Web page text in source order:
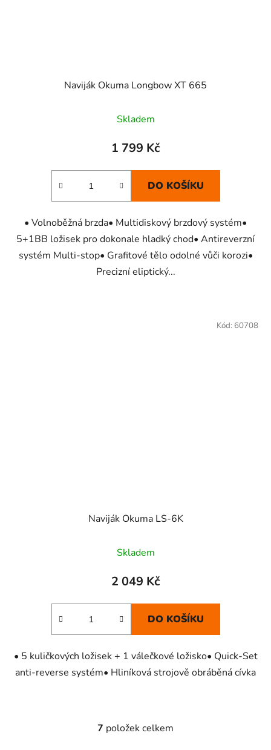
Naviják Okuma Longbow XT 665
Skladem
1 799 Kč
DO KOŠÍKU
• Volnoběžná brzda• Multidiskový brzdový systém•
5+1BB ložisek pro dokonale hladký chod• Antireverzní
systém Multi-stop• Grafitové tělo odolné vůči korozi•
Precizní eliptický...
Naviják Okuma LS-6K
Skladem
2 049 Kč
DO KOŠÍKU
• 5 kuličkových ložisek + 1 válečkové ložisko• Quick-Set
anti-reverse systém• Hliníková strojově obráběná cívka
Kód: 60708
O
7 položek celkem